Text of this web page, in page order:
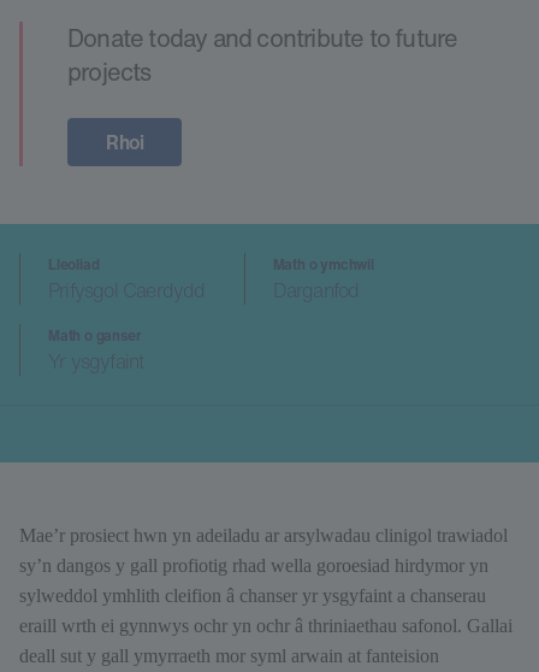
Donate today and contribute to future
projects
Rhoi
Lleoliad
Prifysgol Caerdydd
Math o ymchwil
Darganfod
Math o ganser
Yr ysgyfaint
Mae’r prosiect hwn yn adeiladu ar arsylwadau clinigol trawiadol
sy’n dangos y gall profiotig rhad wella goroesiad hirdymor yn
sylweddol ymhlith cleifion â chanser yr ysgyfaint a chanserau
eraill wrth ei gynnwys ochr yn ochr â thriniaethau safonol. Gallai
deall sut y gall ymyrraeth mor syml arwain at fanteision